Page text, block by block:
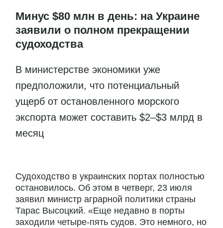
Минус $80 млн в день: на Украине
заявили о полном прекращении
судоходства
В министерстве экономики уже
предположили, что потенциальный
ущерб от остановленного морского
экспорта может составить $2–$3 млрд в
месяц
Судоходство в украинских портах полностью
остановилось. Об этом в четверг, 23 июля
заявил министр аграрной политики страны
Тарас Высоцкий. «Еще недавно в порты
заходили четыре-пять судов. Это немного, но